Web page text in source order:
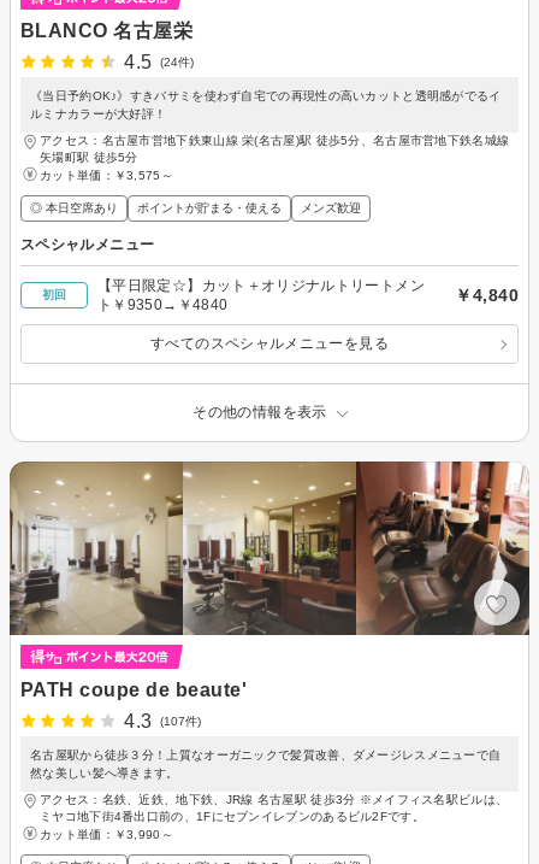
BLANCO 名古屋栄
4.5
(24件)
《当日予約OK♪》すきバサミを使わず自宅での再現性の高いカットと透明感がでるイ
ルミナカラーが大好評！
アクセス：名古屋市営地下鉄東山線 栄(名古屋)駅 徒歩5分、名古屋市営地下鉄名城線
矢場町駅 徒歩5分
カット単価： ￥3,575～
◎ 本日空席あり ポイントが貯まる・使える メンズ歓迎
スペシャルメニュー
初回
【平日限定☆】カット＋オリジナルトリートメン
ト￥9350→￥4840
￥4,840
すべてのスペシャルメニューを見る
その他の情報を表示
PATH coupe de beaute'
4.3
(107件)
名古屋駅から徒歩３分！上質なオーガニックで髪質改善、ダメージレスメニューで自
然な美しい髪へ導きます。
アクセス：名鉄、近鉄、地下鉄、JR線 名古屋駅 徒歩3分 ※メイフィス名駅ビルは、
ミヤコ地下街4番出口前の、1Fにセブンイレブンのあるビル2Fです。
カット単価： ￥3,990～